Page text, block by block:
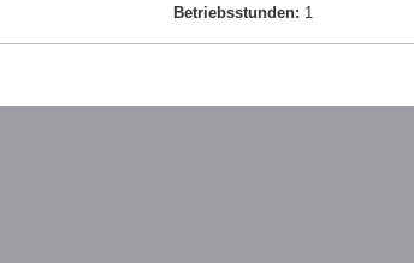
Betriebsstunden: 1